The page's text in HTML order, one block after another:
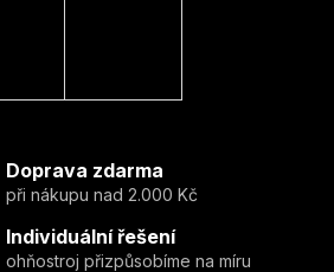
Doprava zdarma
při nákupu nad 2.000 Kč
Individuální řešení
ohňostroj přizpůsobíme na míru